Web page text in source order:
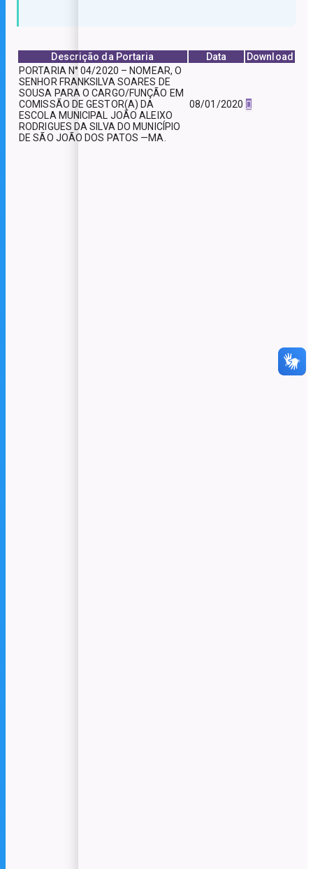
Descrição da Portaria Data
Download
PORTARIA N° 04/2020 – NOMEAR, O
SENHOR FRANKSILVA SOARES DE
SOUSA PARA O CARGO/FUNÇÃO EM
COMISSÃO DE GESTOR(A) DA
ESCOLA MUNICIPAL JOÃO ALEIXO
RODRIGUES DA SILVA DO MUNICÍPIO
DE SÃO JOÃO DOS PATOS —MA.
08/01/2020